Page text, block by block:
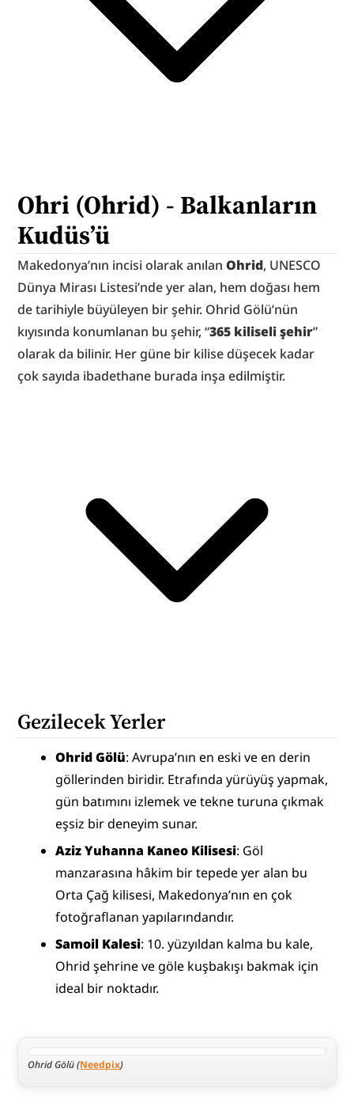
Ohri (Ohrid) - Balkanların
Kudüs’ü
Makedonya’nın incisi olarak anılan Ohrid, UNESCO
Dünya Mirası Listesi’nde yer alan, hem doğası hem
de tarihiyle büyüleyen bir şehir. Ohrid Gölü’nün
kıyısında konumlanan bu şehir, “365 kiliseli şehir”
olarak da bilinir. Her güne bir kilise düşecek kadar
çok sayıda ibadethane burada inşa edilmiştir.
Gezilecek Yerler
Ohrid Gölü: Avrupa’nın en eski ve en derin
göllerinden biridir. Etrafında yürüyüş yapmak,
gün batımını izlemek ve tekne turuna çıkmak
eşsiz bir deneyim sunar.
Aziz Yuhanna Kaneo Kilisesi: Göl
manzarasına hâkim bir tepede yer alan bu
Orta Çağ kilisesi, Makedonya’nın en çok
fotoğraflanan yapılarındandır.
Samoil Kalesi: 10. yüzyıldan kalma bu kale,
Ohrid şehrine ve göle kuşbakışı bakmak için
ideal bir noktadır.
Ohrid Gölü (Needpix)